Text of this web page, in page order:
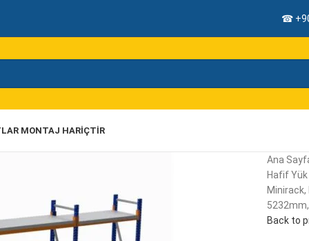
☎
MONTAJ HARIÇTIR
Ana
Hafif Yük
Minirack,
Back to